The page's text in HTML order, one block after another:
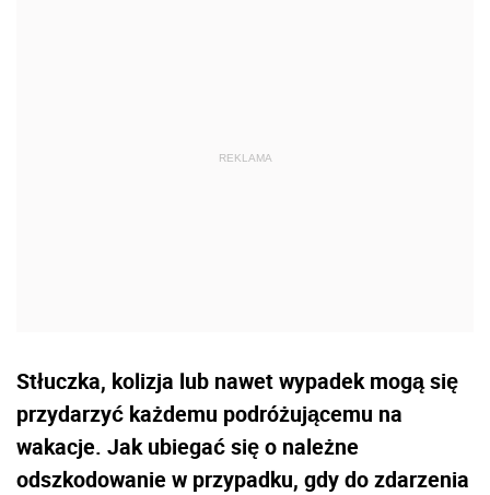
Stłuczka, kolizja lub nawet wypadek mogą się
przydarzyć każdemu podróżującemu na
wakacje. Jak ubiegać się o należne
odszkodowanie w przypadku, gdy do zdarzenia